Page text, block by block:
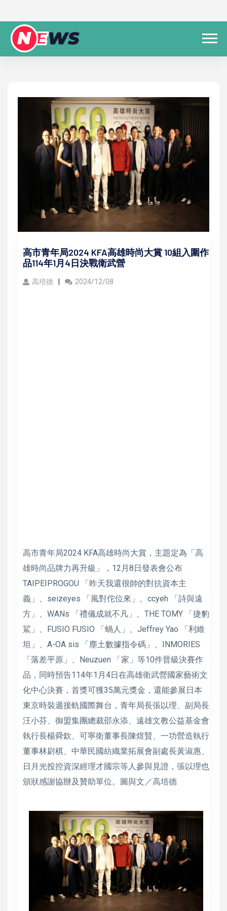
高市青年局2024 KFA高雄時尚大賞 10組入圍作
品114年1月4日決戰衛武營
高培德 2024/12/08
高市青年局2024 KFA高雄時尚大賞，主題定為「高
雄時尚品牌力再升級」，12月8日發表會公布
TAIPEIPROGOU 「昨天我還很帥的對抗資本主
義」、seizeyes 「風對佗位來」、ccyeh 「詩與遠
方」、WANs 「禮儀成就不凡」、THE TOMY 「捷豹
鯊」、FUSIO FUSIO 「蝸人」、Jeffrey Yao 「利維
坦」、A-OA sis 「塵土數據指令碼」、INMORIES
「落差平原」、Neuzuen 「家」等10件晉級決賽作
品，同時預告114年1月4日在高雄衛武營國家藝術文
化中心決賽，首獎可獲35萬元獎金，還能參展日本
東京時裝週接軌國際舞台，青年局長張以理、副局長
汪小芬、御盟集團總裁邵永添、遠雄文教公益基金會
執行長楊舜欽、可寧衛董事長陳煜賢、一功營造執行
董事林尉棋、中華民國紡織業拓展會副處長黃淑惠、
日月光投控資深經理才國宗等人參與見證，張以理也
頒狀感謝協辦及贊助單位。圖與文／高培德